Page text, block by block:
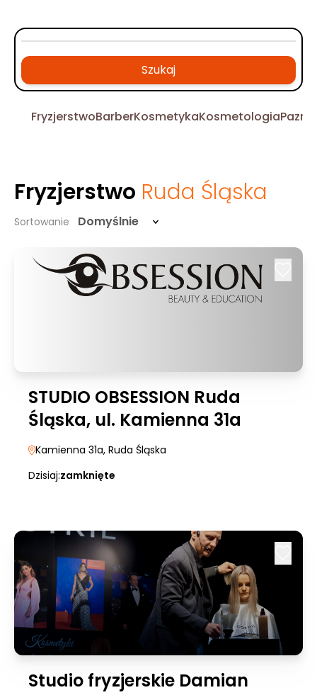
Szukaj
FryzjerstwoBarberKosmetykaKosmetologia
Fryzjerstwo Ruda Śląska
Sortowanie Domyślnie
STUDIO OBSESSION Ruda
Śląska, ul. Kamienna 31a
Kamienna 31a, Ruda Śląska
Dzisiaj:zamknięte
Studio fryzjerskie Damian